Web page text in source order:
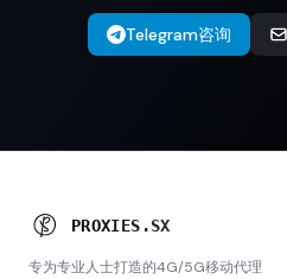
Telegram咨询
PROXIES .SX
专为专业人士打造的4G/5G移动代理